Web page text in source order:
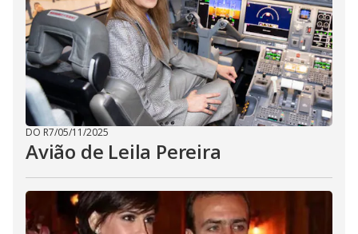
DO R7/05/11/2025
Avião de Leila Pereira